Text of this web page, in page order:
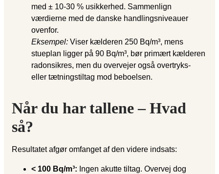
med ± 10-30 % usikkerhed. Sammenlign
værdierne med de danske handlingsniveauer
ovenfor.
Eksempel: Viser kælderen 250 Bq/m³, mens
stueplan ligger på 90 Bq/m³, bør primært kælderen
radonsikres, men du overvejer også overtryks-
eller tætningstiltag mod beboelsen.
Når du har tallene – Hvad
så?
Resultatet afgør omfanget af den videre indsats:
< 100 Bq/m³: Ingen akutte tiltag. Overvej dog